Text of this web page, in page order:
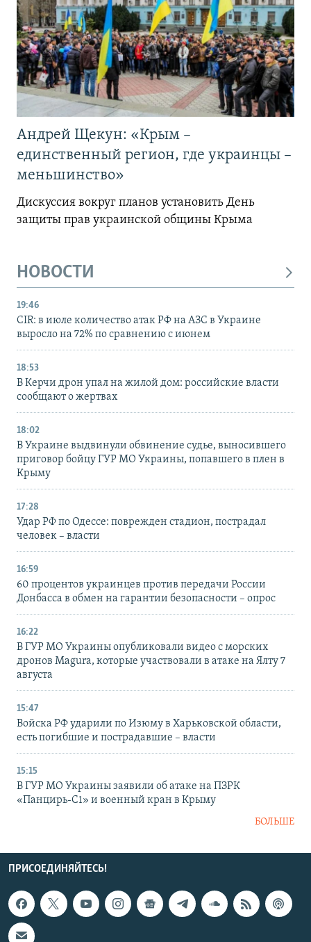
Андрей Щекун: «Крым –
единственный регион, где украинцы –
меньшинство»
Дискуссия вокруг планов установить День
защиты прав украинской общины Крыма
НОВОСТИ
19:46
CIR: в июле количество атак РФ на АЗС в Украине
выросло на 72% по сравнению с июнем
18:53
В Керчи дрон упал на жилой дом: российские власти
сообщают о жертвах
18:02
В Украине выдвинули обвинение судье, выносившего
приговор бойцу ГУР МО Украины, попавшего в плен в
Крыму
17:28
Удар РФ по Одессе: поврежден стадион, пострадал
человек – власти
16:59
60 процентов украинцев против передачи России
Донбасса в обмен на гарантии безопасности – опрос
16:22
В ГУР МО Украины опубликовали видео с морских
дронов Magura, которые участвовали в атаке на Ялту 7
августа
15:47
Войска РФ ударили по Изюму в Харьковской области,
есть погибшие и пострадавшие – власти
15:15
В ГУР МО Украины заявили об атаке на ПЗРК
«Панцирь-С1» и военный кран в Крыму
БОЛЬШЕ
ПРИСОЕДИНЯЙТЕСЬ!